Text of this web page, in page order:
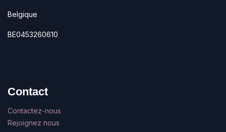
Belgique
BE0453260610
Contact
Contactez-nous
Rejoignez nous